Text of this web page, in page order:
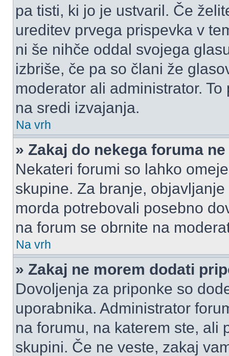
pa tisti, ki jo je ustvaril. Če
ureditev prvega prispevka v
ni še nihče oddal svojega
izbriše, če pa so člani že
moderator ali administrator.
na sredi izvajanja.
Na vrh
» Zakaj do nekega foruma
Nekateri forumi so lahko
skupine. Za branje,
morda potrebovali posebno
na forum se obrnite na
Na vrh
» Zakaj ne morem dodati
Dovoljenja za priponke so
uporabnika. Administrator
na forumu, na katerem ste, ali
skupini. Če ne veste, zakaj